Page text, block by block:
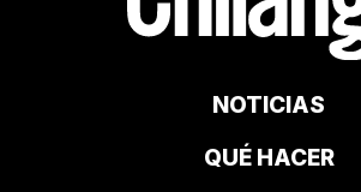
NOTICIAS
QUÉ HACER